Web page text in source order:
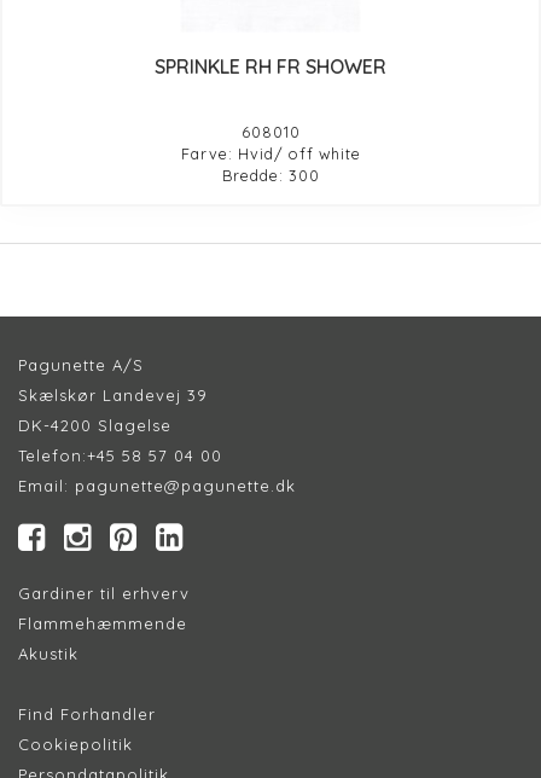
SPRINKLE RH FR SHOWER
608010
Farve: Hvid/ off white
Bredde: 300
Pagunette A/S
Skælskør Landevej 39
DK-4200 Slagelse
Telefon:+45 58 57 04 00
Email: pagunette@pagunette.dk
Gardiner til erhverv
Flammehæmmende
Akustik
Find Forhandler
Cookiepolitik